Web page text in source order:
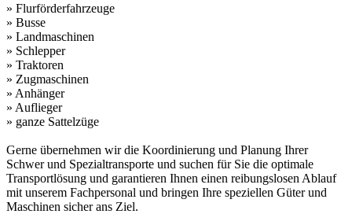
» Flurförderfahrzeuge
» Busse
» Landmaschinen
» Schlepper
» Traktoren
» Zugmaschinen
» Anhänger
» Auflieger
» ganze Sattelzüge
Gerne übernehmen wir die Koordinierung und Planung Ihrer
Schwer und Spezialtransporte und suchen für Sie die optimale
Transportlösung und garantieren Ihnen einen reibungslosen Ablauf
mit unserem Fachpersonal und bringen Ihre speziellen Güter und
Maschinen sicher ans Ziel.